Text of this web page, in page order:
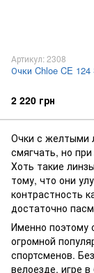
Артикул: 2308
Очки Chloe CE 124
2 220 грн
Очки с желтыми
смягчать, но
Хоть такие
тому, что они
контрастность
достаточно
Именно поэтому
огромной
спортсменов.
велоезде, игре